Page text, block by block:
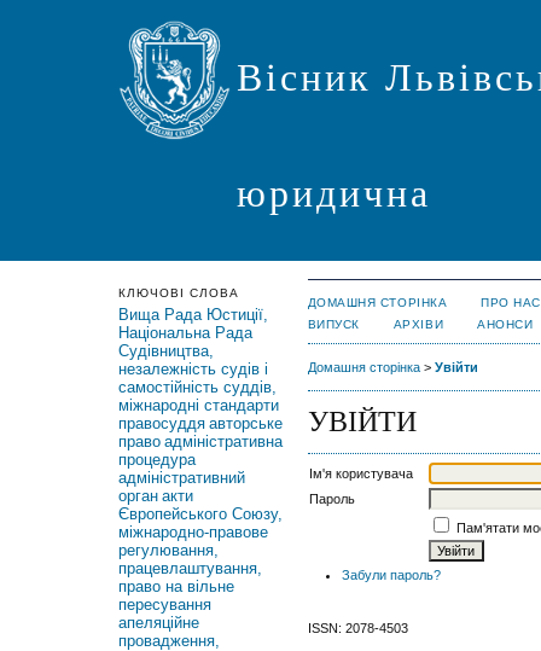
Вісник
юридична
КЛЮЧОВІ СЛОВА
Вища Рада Юстиції,
Національна Рада
Судівництва,
незалежність судів і
самостійність суддів,
міжнародні стандарти
правосуддя авторське
право адміністративна
процедура
адміністративний
орган акти
Європейського Союзу,
міжнародно-правове
регулювання,
працевлаштування,
право на вільне
пересування
апеляційне
провадження,
ДОМАШНЯ СТОРІНКА
ПРО НАС
ВИПУСК
АРХІВИ АНОНСИ
Домашня сторінка> Увійти
УВІЙТИ
Ім'я користувача
Пароль
Пам'ятати
Забули пароль?
ISSN: 2078-4503